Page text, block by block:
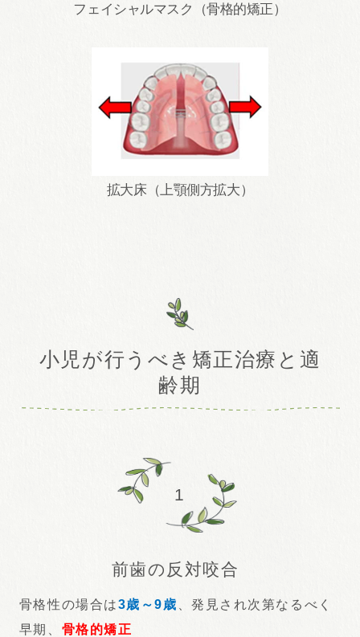
フェイシャルマスク（骨格的矯正）
拡大床（上顎側方拡大）
小児が行うべき矯正治療と適
齢期
1
前歯の反対咬合
骨格性の場合は3歳～9歳 、発見され次第なるべく
早期、 骨格的矯正